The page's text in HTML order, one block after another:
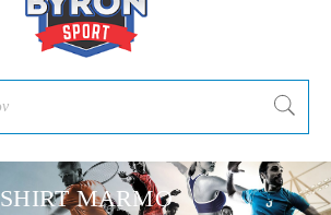
SHIRT MARMO